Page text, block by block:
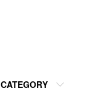
CATEGORY